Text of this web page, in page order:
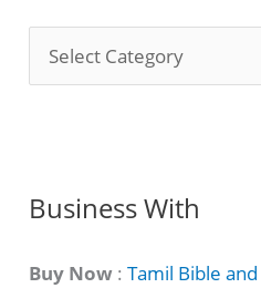
o
C
t
Business With
Buy Now :Tamil Bible